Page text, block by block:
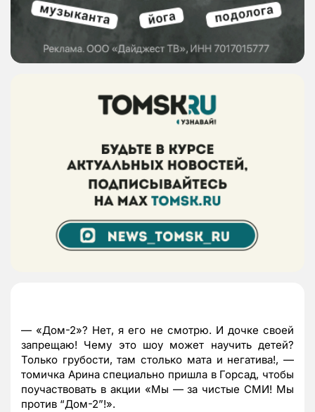
— «Дом-2»? Нет, я его не смотрю. И дочке своей
запрещаю! Чему это шоу может научить детей?
Только грубости, там столько мата и негатива!, —
томичка Арина специально пришла в Горсад, чтобы
поучаствовать в акции «Мы — за чистые СМИ! Мы
против “Дом-2”!».